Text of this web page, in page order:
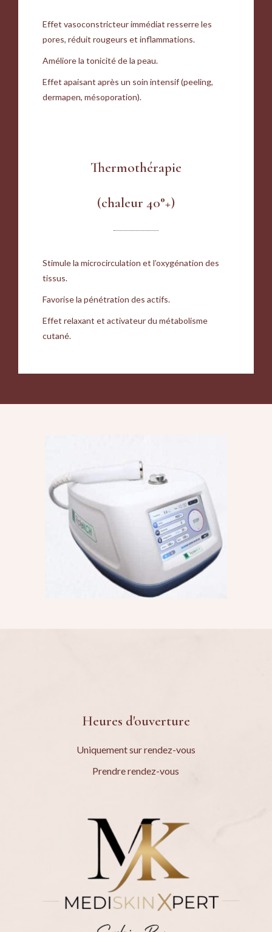
Effet vasoconstricteur immédiat resserre les
pores, réduit rougeurs et inflammations.
Améliore la tonicité de la peau.
Effet apaisant après un soin intensif (peeling,
dermapen, mésoporation).
Thermothérapie
(chaleur 40°+)
Stimule la microcirculation et l’oxygénation des
tissus.
Favorise la pénétration des actifs.
Effet relaxant et activateur du métabolisme
cutané.
Heures d'ouverture
Uniquement sur rendez-vous
Prendre rendez-vous